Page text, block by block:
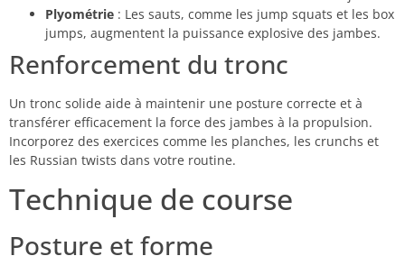
Plyométrie : Les sauts, comme les jump squats et les box
jumps, augmentent la puissance explosive des jambes.
Renforcement du tronc
Un tronc solide aide à maintenir une posture correcte et à
transférer efficacement la force des jambes à la propulsion.
Incorporez des exercices comme les planches, les crunchs et
les Russian twists dans votre routine.
Technique de course
Posture et forme